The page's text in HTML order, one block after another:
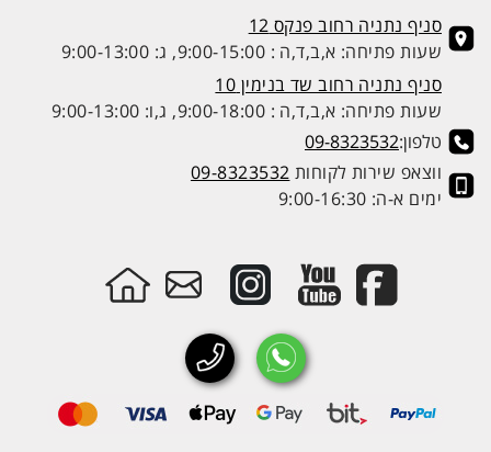
סניף נתניה רחוב פנקס 12
שעות פתיחה: א,ב,ד,ה : 9:00-15:00, ג: 9:00-13:00
סניף נתניה רחוב שד בנימין 10
שעות פתיחה: א,ב,ד,ה : 9:00-18:00, ג,ו: 9:00-13:00
טלפון:09-8323532
ווצאפ שירות לקוחות 09-8323532
ימים א-ה: 9:00-16:30